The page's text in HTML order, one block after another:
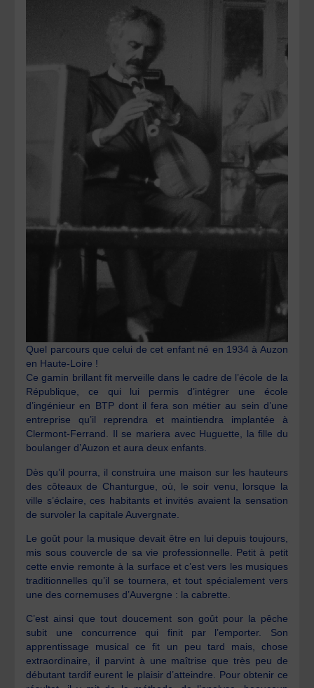
Quel parcours que celui de cet enfant né en 1934 à Auzon
en Haute-Loire !
Ce gamin brillant fit merveille dans le cadre de l’école de la
République, ce qui lui permis d’intégrer une école
d’ingénieur en BTP dont il fera son métier au sein d’une
entreprise qu’il reprendra et maintiendra implantée à
Clermont-Ferrand. Il se mariera avec Huguette, la fille du
boulanger d’Auzon et aura deux enfants.
Dès qu’il pourra, il construira une maison sur les hauteurs
des côteaux de Chanturgue, où, le soir venu, lorsque la
ville s’éclaire, ces habitants et invités avaient la sensation
de survoler la capitale Auvergnate.
Le goût pour la musique devait être en lui depuis toujours,
mis sous couvercle de sa vie professionnelle. Petit à petit
cette envie remonte à la surface et c’est vers les musiques
traditionnelles qu’il se tournera, et tout spécialement vers
une des cornemuses d’Auvergne : la cabrette.
C’est ainsi que tout doucement son goût pour la pêche
subit une concurrence qui finit par l’emporter. Son
apprentissage musical ce fit un peu tard mais, chose
extraordinaire, il parvint à une maîtrise que très peu de
débutant tardif eurent le plaisir d’atteindre. Pour obtenir ce